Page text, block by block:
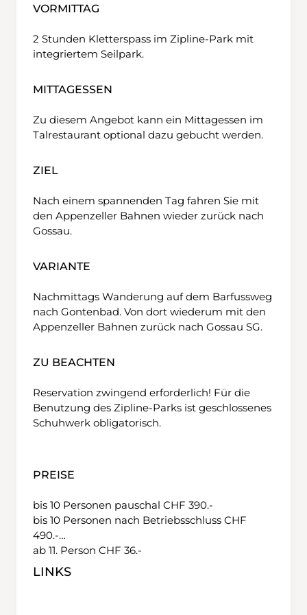
VORMITTAG
2 Stunden Kletterspass im Zipline-Park mit
integriertem Seilpark.
MITTAGESSEN
Zu diesem Angebot kann ein Mittagessen im
Talrestaurant optional dazu gebucht werden.
ZIEL
Nach einem spannenden Tag fahren Sie mit
den Appenzeller Bahnen wieder zurück nach
Gossau.
VARIANTE
Nachmittags Wanderung auf dem Barfussweg
nach Gontenbad. Von dort wiederum mit den
Appenzeller Bahnen zurück nach Gossau SG.
ZU BEACHTEN
Reservation zwingend erforderlich! Für die
Benutzung des Zipline-Parks ist geschlossenes
Schuhwerk obligatorisch.
PREISE
bis 10 Personen pauschal CHF 390.-
bis 10 Personen nach Betriebsschluss CHF
490.-
ab 11. Person CHF 36.-
LINKS